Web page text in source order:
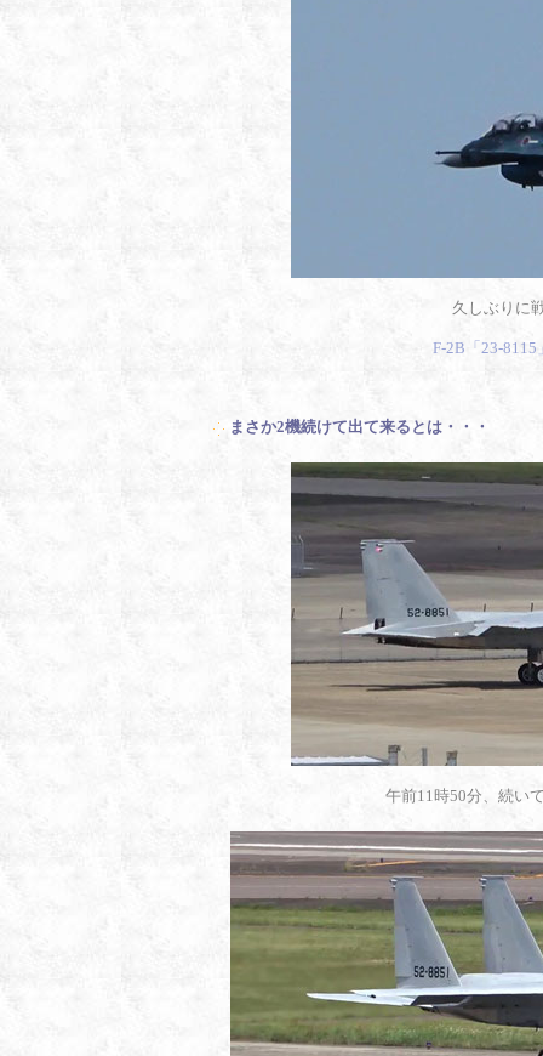
久しぶりに
F-2B「23-
まさか2機続けて出て来るとは・・・
午前11時50分、続い